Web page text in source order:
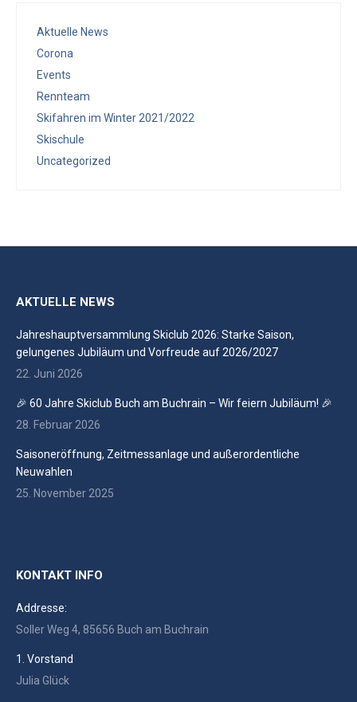
Aktuelle News
Corona
Events
Rennteam
Skifahren im Winter 2021/2022
Skischule
Uncategorized
AKTUELLE NEWS
Jahreshauptversammlung Skiclub 2026: Starke Saison,
gelungenes Jubiläum und Vorfreude auf 2026/2027
22. Juni 2026
🎉 60 Jahre Skiclub Buch am Buchrain – Wir feiern Jubiläum! 🎉
28. Februar 2026
Saisoneröffnung, Zeitmessanlage und außerordentliche
Neuwahlen
25. November 2025
KONTAKT INFO
Addresse:
Soller Weg 4, 85656 Buch am Buchrain
1. Vorstand
Julia Glück